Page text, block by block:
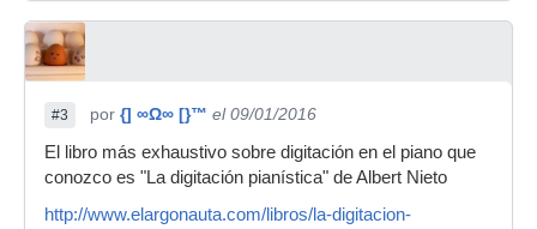
#3 por {] ∞Ω∞ [}™ el 09/01/2016
El libro más exhaustivo sobre digitación en el piano que
conozco es "La digitación pianística" de Albert Nieto
http://www.elargonauta.com/libros/la-digitacion-